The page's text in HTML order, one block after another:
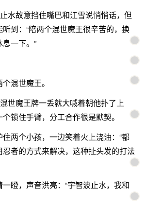
水故意挡住嘴巴和江雪说悄悄话，但
到：“陪两个混世魔王很辛苦的，换
一下。”
混世魔王。
世魔王牌一丢就大喊着朝他扑了上
锁住手臂，分工合作很是默契。
两个小孩，一边笑着火上浇油：“都
者的方式来解决，这种扯头发的打法
，声音洪亮：“宇智波止水，我和